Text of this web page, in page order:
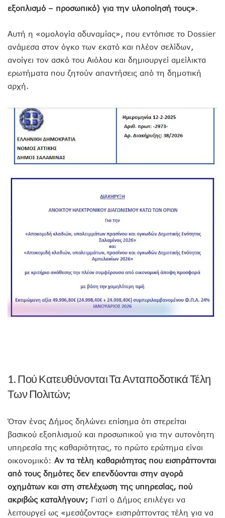
εξοπλισμό – προσωπικό) για την υλοποίησή τους».
Αυτή η «ομολογία αδυναμίας», που εντόπισε το Dossier
ανάμεσα στον όγκο των εκατό και πλέον σελίδων,
ανοίγει τον ασκό του Αιόλου και δημιουργεί αμείλικτα
ερωτήματα που ζητούν απαντήσεις από τη δημοτική
αρχή.
1. Πού Κατευθύνονται Τα Ανταποδοτικά Τέλη
Των Πολιτών;
Όταν ένας Δήμος δηλώνει επίσημα ότι στερείται
βασικού εξοπλισμού και προσωπικού για την αυτονόητη
υπηρεσία της καθαριότητας, το πρώτο ερώτημα είναι
οικονομικό: Αν τα τέλη καθαριότητας που εισπράττονται
από τους δημότες δεν επενδύονται στην αγορά
οχημάτων και στη στελέχωση της υπηρεσίας, πού
ακριβώς καταλήγουν; Γιατί ο Δήμος επιλέγει να
λειτουργεί ως «μεσάζοντας» εισπράττοντας τέλη για να